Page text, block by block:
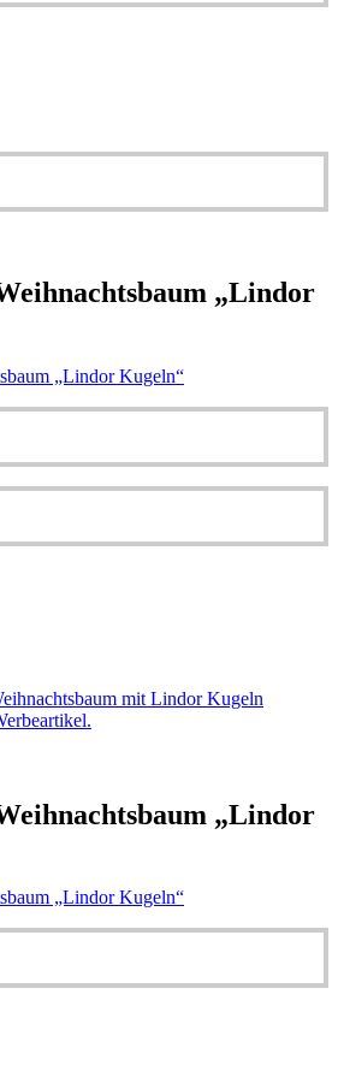
„Lindor
„Lindor Kugeln“
„Lindor
„Lindor Kugeln“